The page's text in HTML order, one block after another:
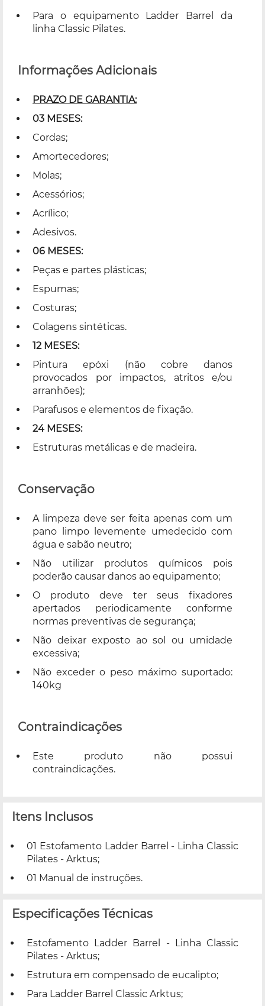
Para o equipamento Ladder Barrel da
linha Classic Pilates.
Informações Adicionais
PRAZO DE GARANTIA:
03 MESES:
Cordas;
Amortecedores;
Molas;
Acessórios;
Acrílico;
Adesivos.
06 MESES:
Peças e partes plásticas;
Espumas;
Costuras;
Colagens sintéticas.
12 MESES:
Pintura epóxi (não cobre danos
provocados por impactos, atritos e/ou
arranhões);
Parafusos e elementos de fixação.
24 MESES:
Estruturas metálicas e de madeira.
Conservação
A limpeza deve ser feita apenas com um
pano limpo levemente umedecido com
água e sabão neutro;
Não utilizar produtos químicos pois
poderão causar danos ao equipamento;
O produto deve ter seus fixadores
apertados periodicamente conforme
normas preventivas de segurança;
Não deixar exposto ao sol ou umidade
excessiva;
Não exceder o peso máximo suportado:
140kg
Contraindicações
Este produto não possui
contraindicações.
Itens Inclusos
01 Estofamento Ladder Barrel - Linha Classic
Pilates - Arktus;
01 Manual de instruções.
Especificações Técnicas
Estofamento Ladder Barrel - Linha Classic
Pilates - Arktus;
Estrutura em compensado de eucalipto;
Para Ladder Barrel Classic Arktus;